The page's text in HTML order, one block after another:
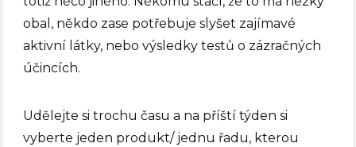
obal, někdo zase potřebuje slyšet zajímavé
aktivní látky, nebo výsledky testů o zázračných
účincích.
Udělejte si trochu času a na příští týden si
vyberte jeden produkt/ jednu řadu, kterou